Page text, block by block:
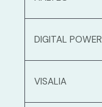
DIGITAL POWER
VISALIA